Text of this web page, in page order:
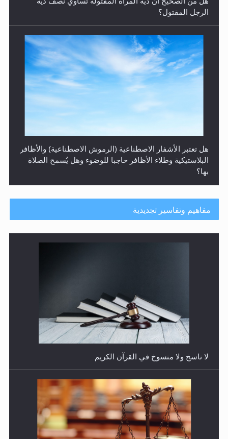
بها؟
هل يُحسب حول الزكاة وفق السنة الميلادية أو الهجرية؟
فتوى أمير المؤمنين الميرزا مسرور أحمد أيده الله في أطفال
مفاهيم وتفاسير تجديدية
المفهوم الحقيقي للجهاد الإسلامي..